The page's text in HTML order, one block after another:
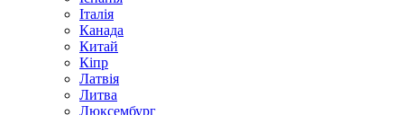
Італія
Канада
Китай
Кіпр
Латвія
Литва
Люксембург